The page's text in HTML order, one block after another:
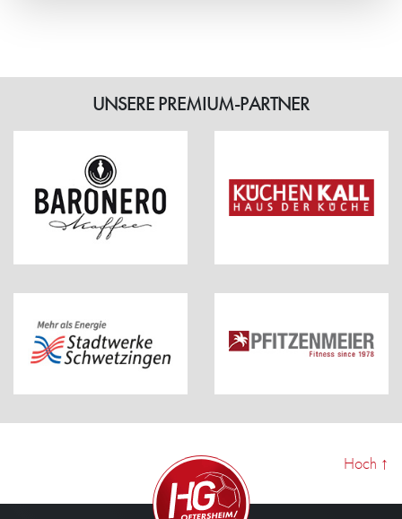
UNSERE PREMIUM-PARTNER
Hoch ↑